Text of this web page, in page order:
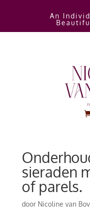
An
sieraden
of parels.
door Nicoline van